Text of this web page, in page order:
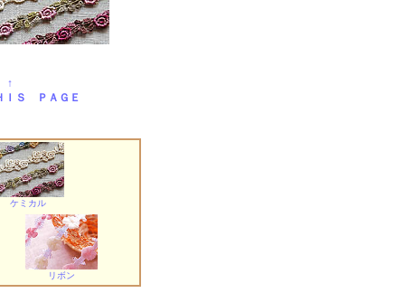
↑
Ｓ ＰＡＧＥ
ケミカル
リボン